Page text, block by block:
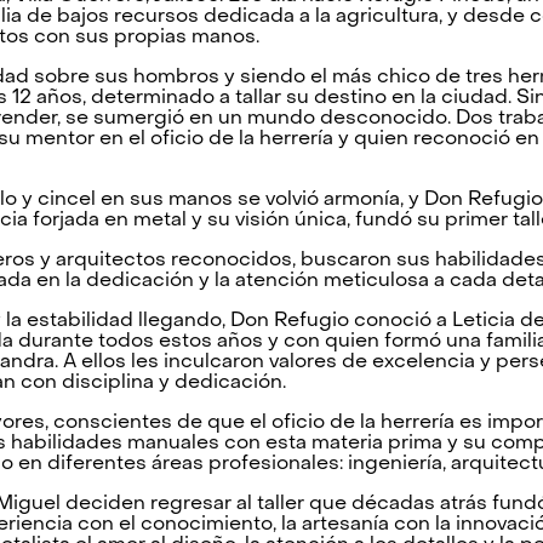
de bajos recursos dedicada a la agricultura, y desde
con sus propias manos.
sobre sus hombros y siendo el más chico de tres
12 años, determinado a tallar su destino en la ciudad.
se sumergió en un mundo desconocido. Dos
mentor en el oficio de la herrería y quien reconoció
y cincel en sus manos se volvió armonía, y Don
forjada en metal y su visión única, fundó su primer
y arquitectos reconocidos, buscaron sus
en la dedicación y la atención meticulosa a cada
estabilidad llegando, Don Refugio conoció a Leticia
durante todos estos años y con quien formó una
A ellos les inculcaron valores de excelencia y
con disciplina y dedicación.
conscientes de que el oficio de la herrería es
manuales con esta materia prima y su
en diferentes áreas profesionales: ingeniería,
deciden regresar al taller que décadas atrás
con el conocimiento, la artesanía con la